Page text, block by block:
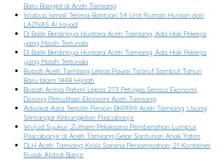
Baru Bangkit di Aceh Tamiang
Wabup Ismail Terima Bantuan 54 Unit Rumah Hunian dari
LAZNAS Al Irsyad
Di Balik Berdirinya Huntara Aceh Tamiang, Ada Hak Pekerja
yang Masih Tertunda
Di Balik Berdirinya Huntara Aceh Tamiang, Ada Hak Pekerja
yang Masih Tertunda
Bupati Aceh Tamiang Lepas Pawai Ta’aruf Sambut Tahun
Baru Islam 1448 Hijriah
Bupati Armia Pahmi Lepas 273 Petugas Sensus Ekonomi,
Dorong Pemulihan Ekonomi Aceh Tamiang
Advokat Asra Terpilih Pimpin BKPRMI Aceh Tamiang, Usung
Semangat Kebangkitan Pascabanjir
Wujud Syukur, Zulham Pelaksana Pembersihan Lumpur
Pascabanjir di Aceh Tamiang Gelar Santunan Anak Yatim
DLH Aceh Tamiang Krisis Sarana Persampahan, 21 Kontainer
Rusak Akibat Banjir